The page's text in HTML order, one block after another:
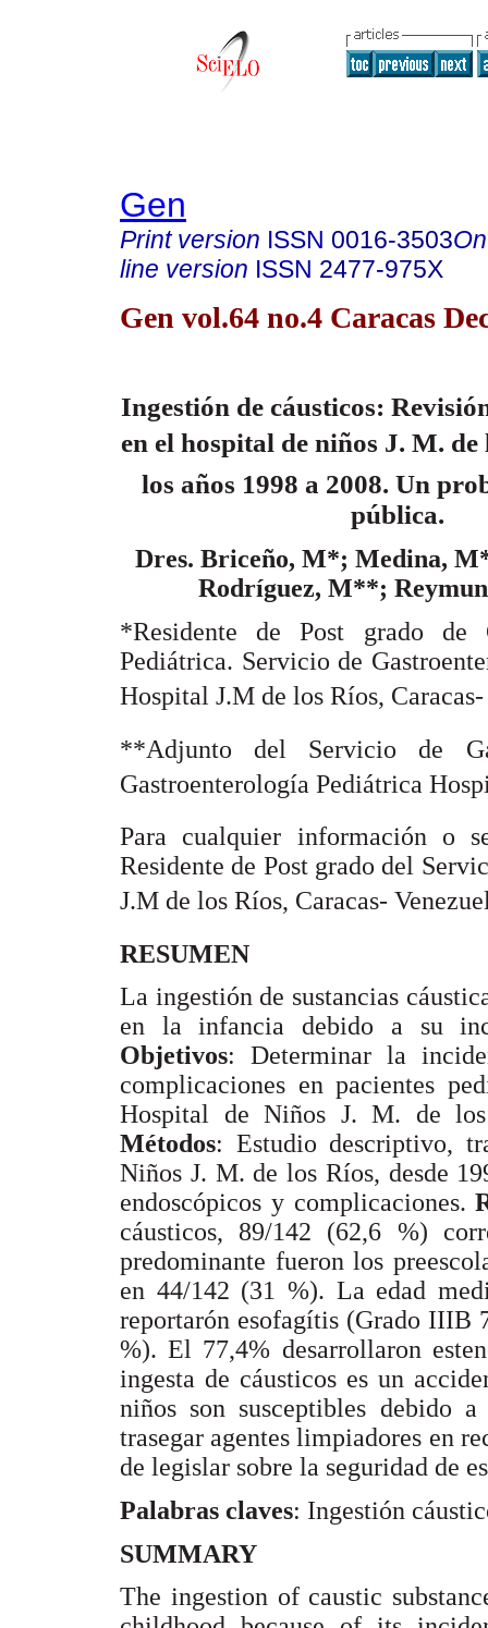
Gen
Print version ISSN 0016-3503
line version ISSN 2477-975X
Gen vol.64 no.4 Caracas
Ingestión de cáusticos:
en el hospital de niños J. M. de
los años 1998 a 2008. Un
pública.
Dres. Briceño, M*; Medina,
Rodríguez, M**;
*Residente de Post grado de
Pediátrica. Servicio de
Hospital J.M de los Ríos,
**Adjunto del Servicio de
Gastroenterología Pediátrica
Para cualquier información o
Residente de Post grado del
J.M de los Ríos, Caracas-
RESUMEN
La ingestión de sustancias
en la infancia debido a su
Objetivos: Determinar la
complicaciones en pacientes
Hospital de Niños J. M. de
Métodos: Estudio descriptivo,
Niños J. M. de los Ríos, desde
endoscópicos y complicaciones.
cáusticos, 89/142 (62,6 %)
predominante fueron los
en 44/142 (31 %). La edad
reportarón esofagítis (Grado
%). El 77,4% desarrollaron
ingesta de cáusticos es un
niños son susceptibles debido
trasegar agentes limpiadores en
de legislar sobre la seguridad de
Palabras claves: Ingestión
SUMMARY
The ingestion of caustic